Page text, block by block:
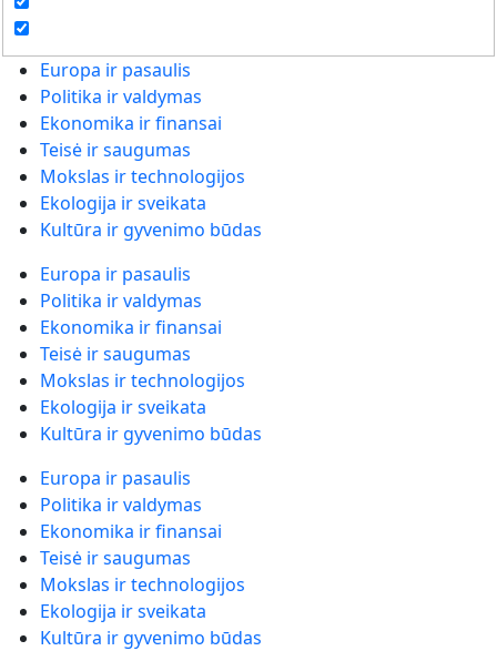
Europa ir pasaulis
Politika ir valdymas
Ekonomika ir finansai
Teisė ir saugumas
Mokslas ir technologijos
Ekologija ir sveikata
Kultūra ir gyvenimo būdas
Europa ir pasaulis
Politika ir valdymas
Ekonomika ir finansai
Teisė ir saugumas
Mokslas ir technologijos
Ekologija ir sveikata
Kultūra ir gyvenimo būdas
Europa ir pasaulis
Politika ir valdymas
Ekonomika ir finansai
Teisė ir saugumas
Mokslas ir technologijos
Ekologija ir sveikata
Kultūra ir gyvenimo būdas